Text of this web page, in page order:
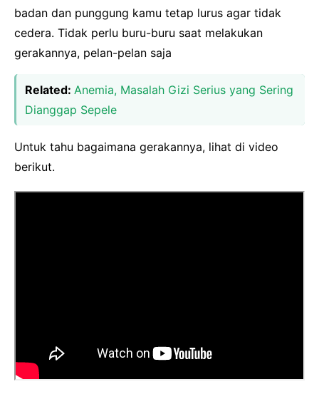
badan dan punggung kamu tetap lurus agar tidak
cedera. Tidak perlu buru-buru saat melakukan
gerakannya, pelan-pelan saja
Related: Anemia, Masalah Gizi Serius yang Sering
Dianggap Sepele
Untuk tahu bagaimana gerakannya, lihat di video
berikut.